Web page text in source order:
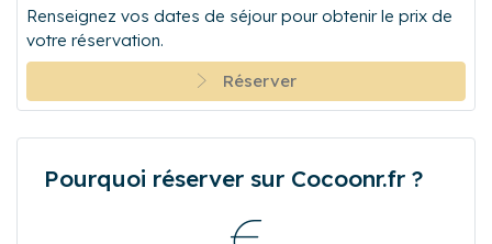
Renseignez vos dates de séjour pour obtenir le prix de
votre réservation.
Réserver
Pourquoi réserver sur Cocoonr.fr ?